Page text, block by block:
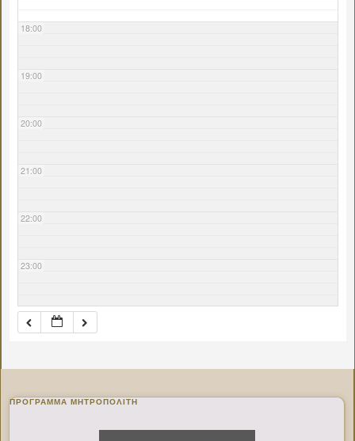
18:00
19:00
20:00
21:00
22:00
23:00
ΠΡΌΓΡΑΜΜΑ ΜΗΤΡΟΠΟΛΊΤΗ